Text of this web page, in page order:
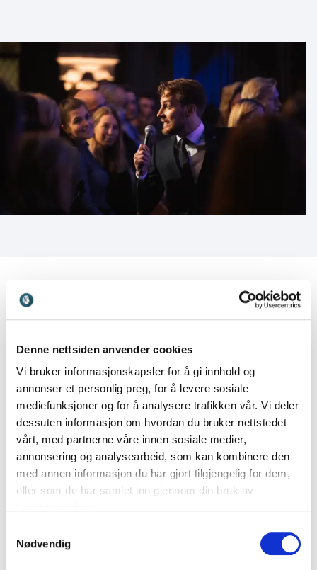
Denne nettsiden anvender cookies
Vi bruker informasjonskapsler for å gi innhold og
annonser et personlig preg, for å levere sosiale
mediefunksjoner og for å analysere trafikken vår. Vi deler
dessuten informasjon om hvordan du bruker nettstedet
vårt, med partnerne våre innen sosiale medier,
annonsering og analysearbeid, som kan kombinere den
med annen informasjon du har gjort tilgjengelig for dem,
eller som de har samlet inn gjennom din bruk av
Nødvendig
Herman Egenberg har god kompetanse som han
formidler med humor, engasjement og entusiasme.
Han viste god evne til å få nærkontakt med publikum
og implementere deres innspill i foredraget sitt.
Alice
Bergen MS forening